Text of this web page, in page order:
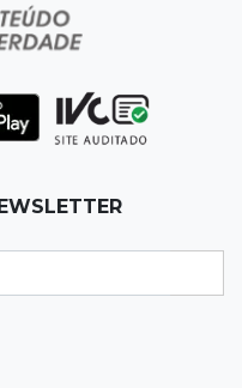
encerra semana